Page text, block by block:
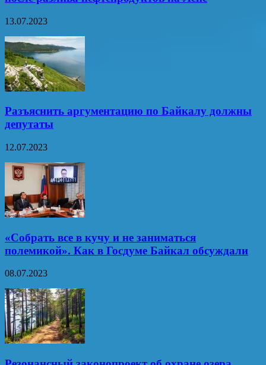
13.07.2023
Разъяснить аргументацию по Байкалу должны
депутаты
12.07.2023
«Собрать все в кучу и не заниматься
полемикой». Как в Госдуме Байкал обсуждали
08.07.2023